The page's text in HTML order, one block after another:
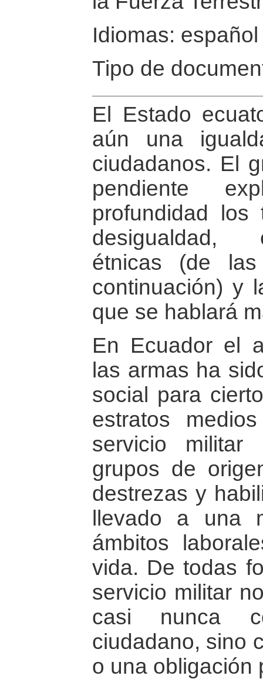
Idiomas: español
Tipo de
El Estado
aún una
ciudadanos. El
pendiente
profundidad
desigualdad,
étnicas (de
continuación) y
que se hablará
En Ecuador el
las armas ha
social para
estratos
servicio
grupos de
destrezas y
llevado a una
ámbitos
vida. De todas
servicio militar
casi nunca
ciudadano, sino
o una obligación